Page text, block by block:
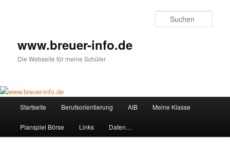
www.breuer-info.de
Die Webseite für meine Schüler
Startseite Berufsorientierung AIB Meine Klasse
Planspiel Börse Links Daten…